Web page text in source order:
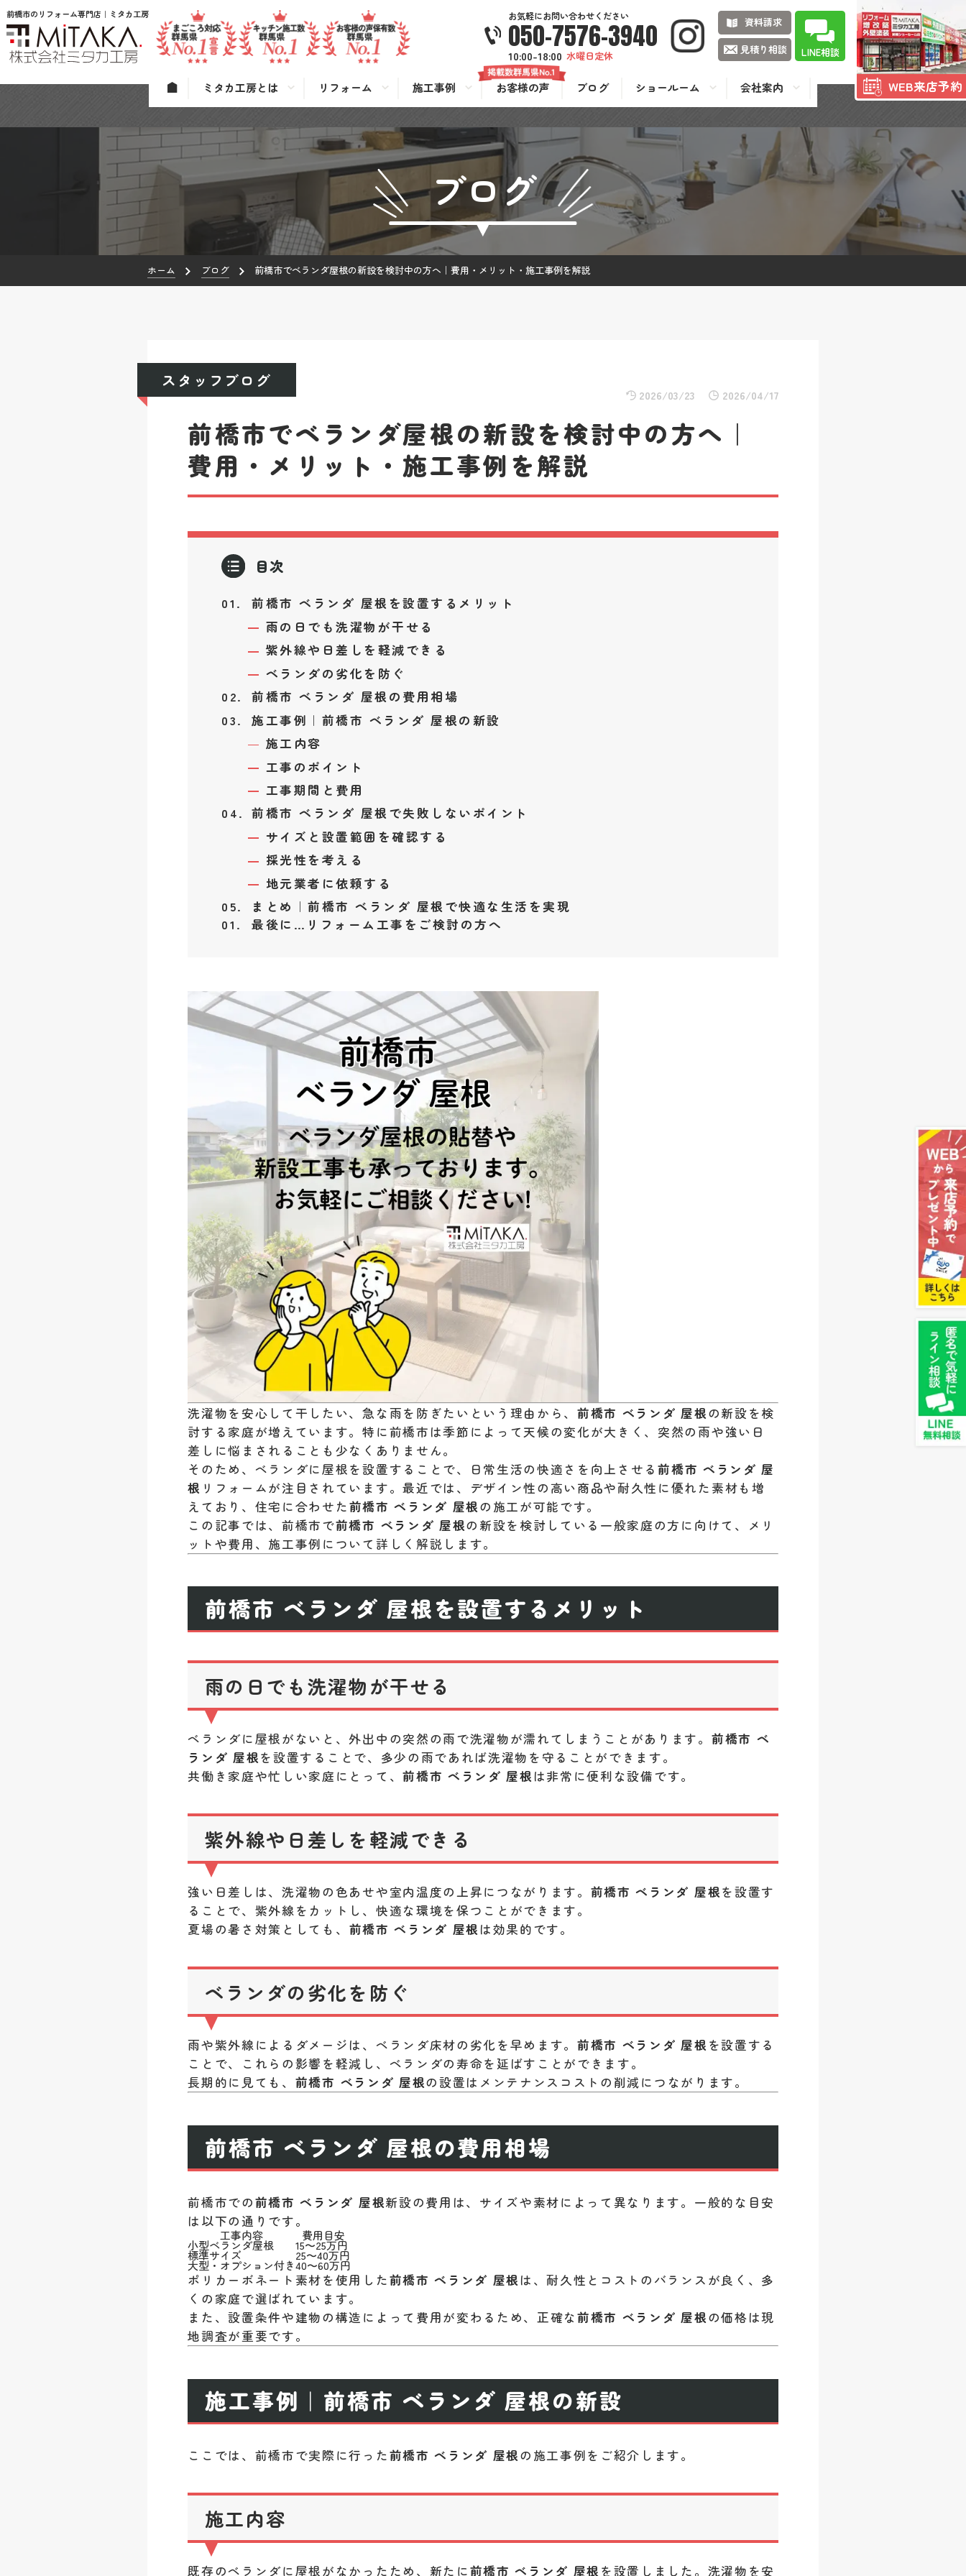
前橋市のリフォーム専門店｜ミタカ工房 お気軽にお問い合わせください
050-7576-3940
10:00-18:00 水曜日定休
資料請求
見積り相談
LINE相談
WEB来店予約
ミタカ工房とは リフォーム 施工事例 お客様の声 ブログ ショールーム 会社案内
ブログ
ホーム ブログ 前橋市でベランダ屋根の新設を検討中の方へ｜費用・メリット・施工事例を解説
スタッフブログ
2026/03/23 2026/04/17
前橋市でベランダ屋根の新設を検討中の方へ｜
費用・メリット・施工事例を解説
目次
前橋市 ベランダ 屋根を設置するメリット
雨の日でも洗濯物が干せる
紫外線や日差しを軽減できる
ベランダの劣化を防ぐ
前橋市 ベランダ 屋根の費用相場
施工事例｜前橋市 ベランダ 屋根の新設
施工内容
工事のポイント
工事期間と費用
前橋市 ベランダ 屋根で失敗しないポイント
サイズと設置範囲を確認する
採光性を考える
地元業者に依頼する
まとめ｜前橋市 ベランダ 屋根で快適な生活を実現
最後に…リフォーム工事をご検討の方へ
洗濯物を安心して干したい、急な雨を防ぎたいという理由から、前橋市 ベランダ 屋根の新設を検
討する家庭が増えています。特に前橋市は季節によって天候の変化が大きく、突然の雨や強い日
差しに悩まされることも少なくありません。
そのため、ベランダに屋根を設置することで、日常生活の快適さを向上させる前橋市 ベランダ 屋
根 リフォームが注目されています。最近では、デザイン性の高い商品や耐久性に優れた素材も増
えており、住宅に合わせた前橋市 ベランダ 屋根の施工が可能です。
この記事では、前橋市で前橋市 ベランダ 屋根の新設を検討している一般家庭の方に向けて、メリ
ットや費用、施工事例について詳しく解説します。
前橋市 ベランダ 屋根を設置するメリット
雨の日でも洗濯物が干せる
ベランダに屋根がないと、外出中の突然の雨で洗濯物が濡れてしまうことがあります。 前橋市 ベ
ランダ 屋根を設置することで、多少の雨であれば洗濯物を守ることができます。
共働き家庭や忙しい家庭にとって、前橋市 ベランダ 屋根 は非常に便利な設備です。
紫外線や日差しを軽減できる
強い日差しは、洗濯物の色あせや室内温度の上昇につながります。 前橋市 ベランダ 屋根を設置す
ることで、紫外線をカットし、快適な環境を保つことができます。
夏場の暑さ対策としても、 前橋市 ベランダ 屋根 は効果的です。
ベランダの劣化を防ぐ
雨や紫外線によるダメージは、ベランダ床材の劣化を早めます。前橋市 ベランダ 屋根 を設置する
ことで、これらの影響を軽減し、ベランダの寿命を延ばすことができます。
長期的に見ても、 前橋市 ベランダ 屋根の設置はメンテナンスコストの削減につながります。
前橋市 ベランダ 屋根の費用相場
前橋市での前橋市 ベランダ 屋根新設の費用は、サイズや素材によって異なります。一般的な目安
は以下の通りです。
工事内容 費用目安
小型ベランダ屋根 15〜25万円
標準サイズ 25〜40万円
大型・オプション付き40〜60万円
ポリカーボネート素材を使用した前橋市 ベランダ 屋根 は、耐久性とコストのバランスが良く、多
くの家庭で選ばれています。
また、設置条件や建物の構造によって費用が変わるため、正確な前橋市 ベランダ 屋根の価格は現
地調査が重要です。
施工事例｜前橋市 ベランダ 屋根の新設
ここでは、前橋市で実際に行った前橋市 ベランダ 屋根の施工事例をご紹介します。
施工内容
既存のベランダに屋根がなかったため、新たに前橋市 ベランダ 屋根 を設置しました。洗濯物を安